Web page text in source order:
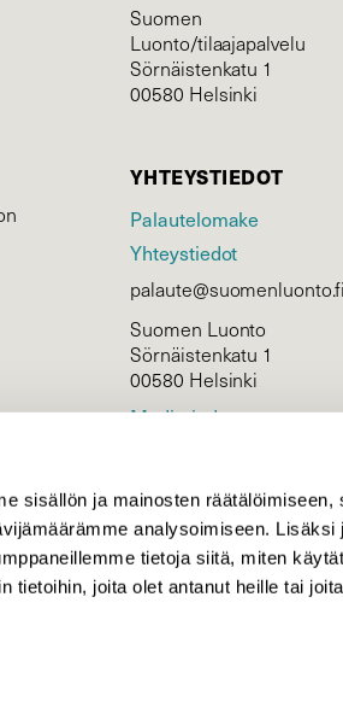
sisällön ja mainosten räätälöimiseen,
analysoimiseen. Lisäksi
tietoja siitä, miten
tietoihin, joita olet antanut heille tai
Suomen
Luonto/tilaajapalvelu
Sörnäistenkatu 1
00580 Helsinki
YHTEYSTIEDOT
Palautelomake
Yhteystiedot
palaute@suomenluonto.fi
Suomen Luonto
Sörnäistenkatu 1
00580 Helsinki
Mediatiedot
KIRJAUDU